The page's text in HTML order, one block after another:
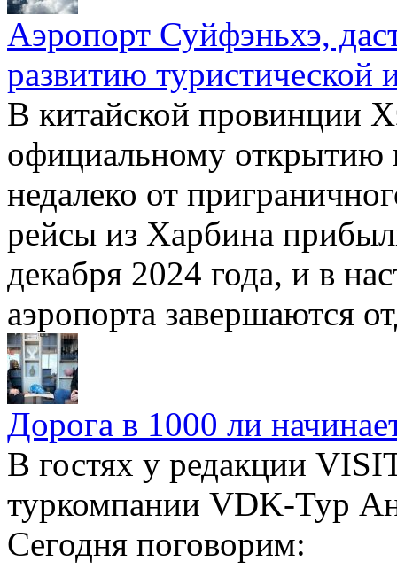
Аэропорт Суйфэньхэ,
развитию туристической
В китайской провинции
официальному открытию
недалеко от
рейсы из Харбина
декабря 2024 года, и в
аэропорта завершаются
Дорога в 1000 ли
В гостях у редакции
туркомпании VDK-Тур
Сегодня поговорим: